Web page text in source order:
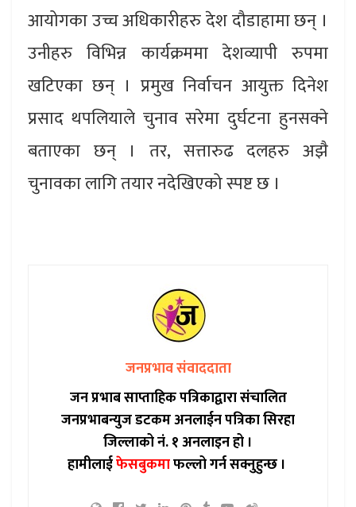
आयोगका उच्च अधिकारीहरु देश दौडाहामा छन् ।
उनीहरु विभिन्न कार्यक्रममा देशव्यापी रुपमा
खटिएका छन् । प्रमुख निर्वाचन आयुक्त दिनेश
प्रसाद थपलियाले चुनाव सरेमा दुर्घटना हुनसक्ने
बताएका छन् । तर, सत्तारुढ दलहरु अझै
चुनावका लागि तयार नदेखिएको स्पष्ट छ ।
जनप्रभाव संवाददाता
जन प्रभाब साप्ताहिक पत्रिकाद्वारा संचालित
जनप्रभाबन्युज डटकम अनलाईन पत्रिका सिरहा
जिल्लाको नं. १ अनलाइन हो ।
हामीलाईफेसबुकमाफल्लो गर्न सक्नुहुन्छ ।